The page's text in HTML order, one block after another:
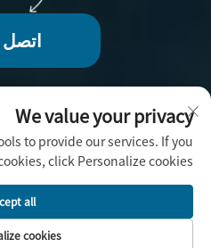
اتصل
اليدوية المحدودة -
We value your privacy
to provide our services. If you
click Personalize cookies.
cookies
all